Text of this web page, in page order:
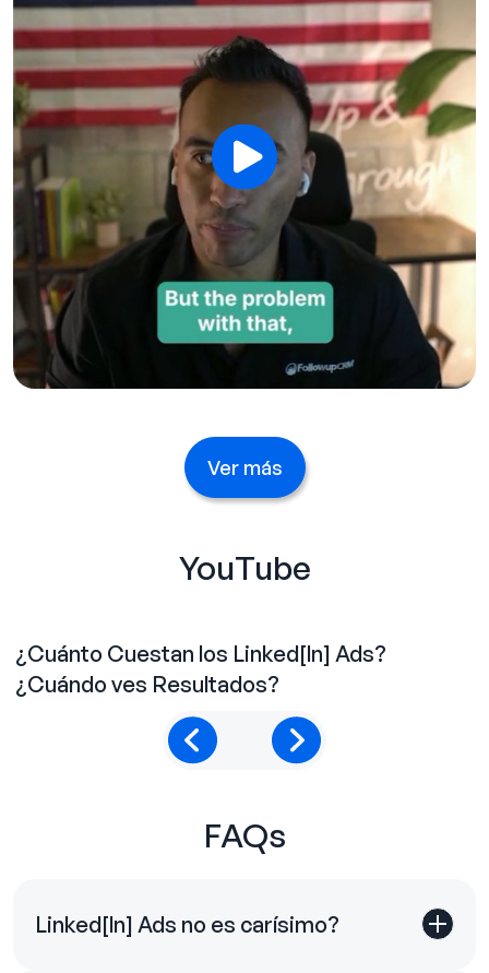
Ver más
YouTube
¿Cuánto Cuestan los Linked[ln] Ads?
¿Cuándo ves Resultados?
FAQs
Linked[ln] Ads no es carísimo?